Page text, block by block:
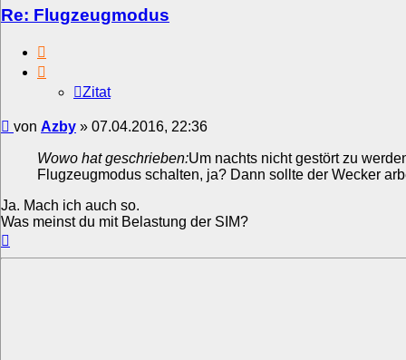
Re: Flugzeugmodus
Zitat
Beitrag
von Azby » 07.04.2016, 22:36
Wowo hat geschrieben:Um nachts nicht gestört zu
Flugzeugmodus schalten, ja? Dann sollte der Wecker
Ja. Mach ich auch so.
Was meinst du mit Belastung der SIM?